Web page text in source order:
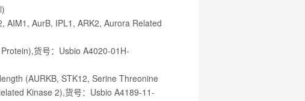
AIM1, AurB, IPL1, ARK2, Aurora Related
货号：Usbio A4020-01H-
(AURKB, STK12, Serine Threonine
Kinase 2),货号：Usbio A4189-11-